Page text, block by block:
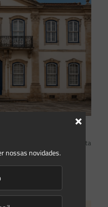
patrimônio cultural não basta
nossas novidades.
×